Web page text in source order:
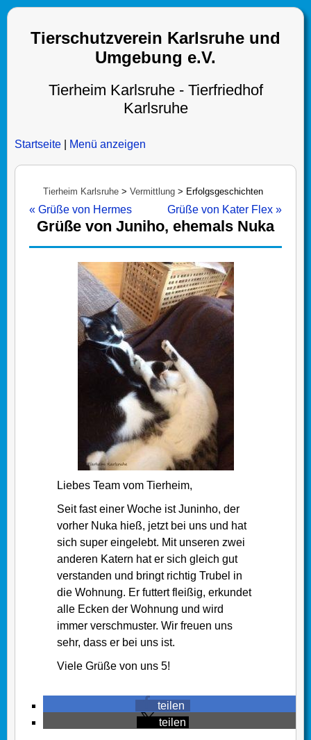
Tierschutzverein Karlsruhe und
Umgebung e.V.
Tierheim Karlsruhe - Tierfriedhof
Karlsruhe
Startseite Menü anzeigen
Tierheim Karlsruhe > Vermittlung > Erfolgsgeschichten
« Grüße von Hermes Grüße von Kater Flex »
Grüße von Juniho, ehemals Nuka
Liebes Team vom Tierheim,
Seit fast einer Woche ist Juninho, der
vorher Nuka hieß, jetzt bei uns und hat
sich super eingelebt. Mit unseren zwei
anderen Katern hat er sich gleich gut
verstanden und bringt richtig Trubel in
die Wohnung. Er futtert fleißig, erkundet
alle Ecken der Wohnung und wird
immer verschmuster. Wir freuen uns
sehr, dass er bei uns ist.
Viele Grüße von uns 5!
teilen
teilen